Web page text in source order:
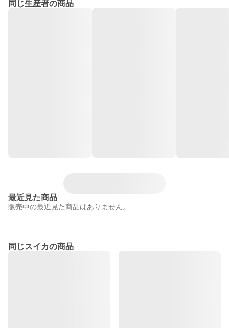
同じ生産者の商品
最近見た商品
販売中の最近見た商品はありません。
同じスイカの商品